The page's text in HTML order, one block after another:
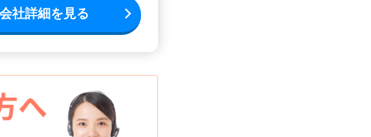
会社詳細を見る